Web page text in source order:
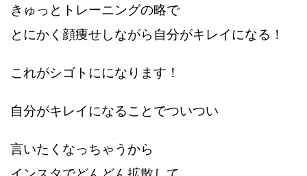
きゅっとトレーニングの略で
とにかく顔痩せしながら自分がキレイになる！
これがシゴトにになります！
自分がキレイになることでついつい
言いたくなっちゃうから